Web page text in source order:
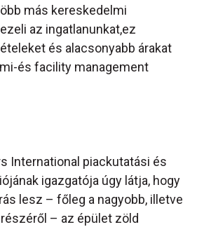
más kereskedelmi
az ingatlanunkat,ez
és alacsonyabb árakat
és facility management
International piackutatási és
igazgatója úgy látja, hogy
lesz – főleg a nagyobb, illetve
– az épület zöld